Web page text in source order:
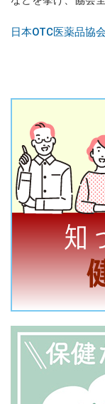
日本OTC医薬品協